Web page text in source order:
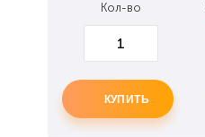
Кол-во
КУПИТЬ